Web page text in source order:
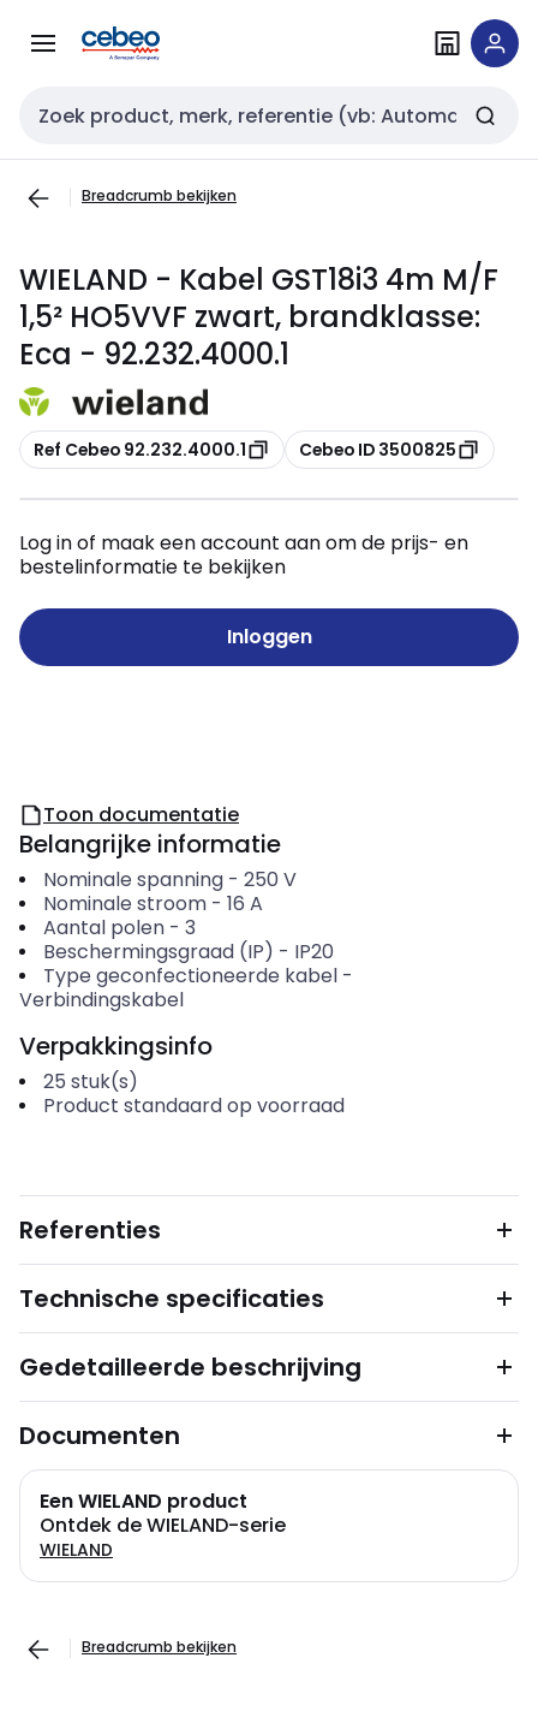
naar
naar
Zoekveld invoer
Breadcrumb bekijken
WIELAND - Kabel GST18i3 4m M/F
1,5² HO5VVF zwart, brandklasse:
Eca - 92.232.4000.1
Kopiëren
Ref Cebeo 92.232.4000.1 Kopiëren
Cebeo ID 3500825
Log in of maak een account aan om de prijs- en
bestelinformatie te bekijken
Inloggen
Toon documentatie
Belangrijke informatie
Nominale spanning- 250 V
Nominale stroom- 16 A
Aantal polen- 3
Beschermingsgraad (IP) - IP20
Type geconfectioneerde kabel-
Verbindingskabel
Verpakkingsinfo
25 stuk(s)
Product standaard op voorraad
Referenties
Technische specificaties
Gedetailleerde beschrijving
Documenten
Een WIELAND product
Ontdek de WIELAND-serie
WIELAND
Breadcrumb bekijken